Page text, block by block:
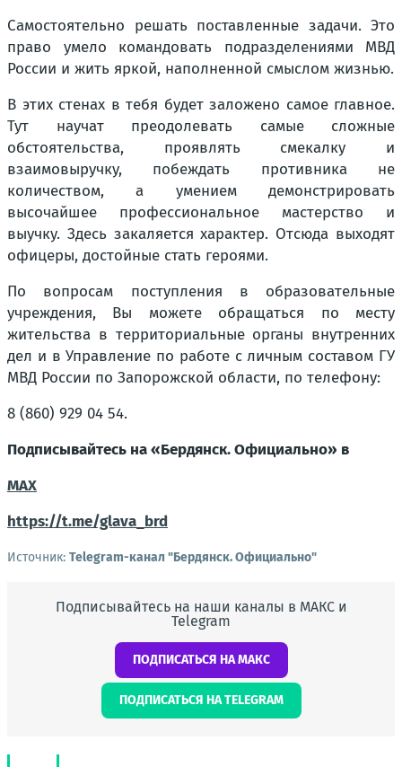
Самостоятельно решать поставленные задачи. Это
право умело командовать подразделениями МВД
России и жить яркой, наполненной смыслом жизнью.
В этих стенах в тебя будет заложено самое главное.
Тут научат преодолевать самые сложные
обстоятельства, проявлять смекалку и
взаимовыручку, побеждать противника не
количеством, а умением демонстрировать
высочайшее профессиональное мастерство и
выучку. Здесь закаляется характер. Отсюда выходят
офицеры, достойные стать героями.
По вопросам поступления в образовательные
учреждения, Вы можете обращаться по месту
жительства в территориальные органы внутренних
дел и в Управление по работе с личным составом ГУ
МВД России по Запорожской области, по телефону:
8 (860) 929 04 54.
Подписывайтесь на «Бердянск. Официально» в
MAX
https://t.me/glava_brd
Источник: Telegram-канал "Бердянск. Официально"
Подписывайтесь на наши каналы в МАКС и
Telegram
ПОДПИСАТЬСЯ НА МАКС
ПОДПИСАТЬСЯ НА TELEGRAM